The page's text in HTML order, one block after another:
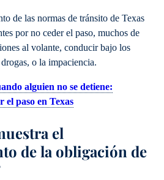
de las normas de tránsito de Texas
por no ceder el paso, muchos de
al volante, conducir bajo los
o la impaciencia.
alguien no se detiene:
el paso en Texas
el
de la obligación de